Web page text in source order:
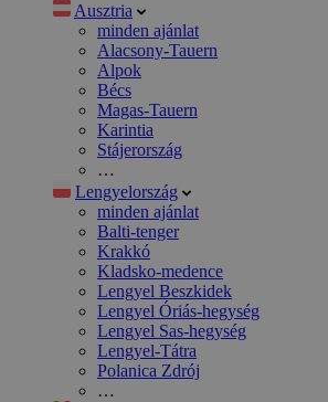
Ausztria
minden ajánlat
Alacsony-Tauern
Alpok
Bécs
Magas-Tauern
Karintia
Stájerország
…
Lengyelország
minden ajánlat
Balti-tenger
Krakkó
Kladsko-medence
Lengyel Beszkidek
Lengyel Óriás-hegység
Lengyel Sas-hegység
Lengyel-Tátra
Polanica Zdrój
…